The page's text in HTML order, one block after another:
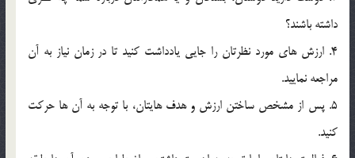
داشته باشند؟
4. ارزش هاي مورد نظرتان را جايي يادداشت کنيد تا در زمان نياز به آن
مراجعه نماييد.
5. پس از مشخص ساختن ارزش و هدف هايتان، با توجه به آن ها حرکت
کنيد.